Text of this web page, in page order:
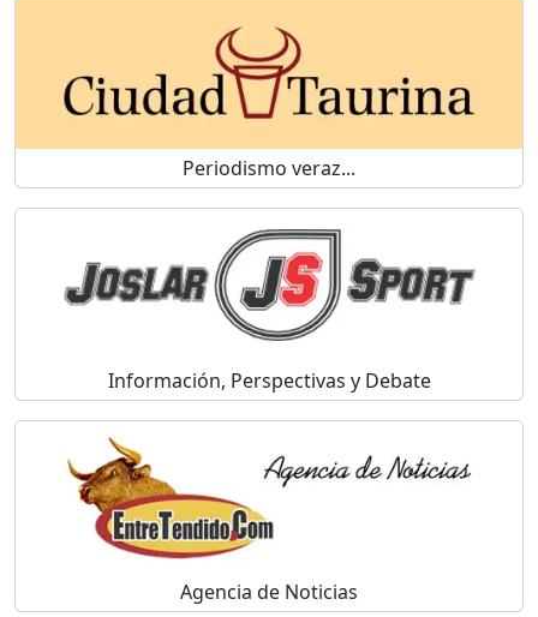
Periodismo veraz...
Información, Perspectivas y Debate
Agencia de Noticias